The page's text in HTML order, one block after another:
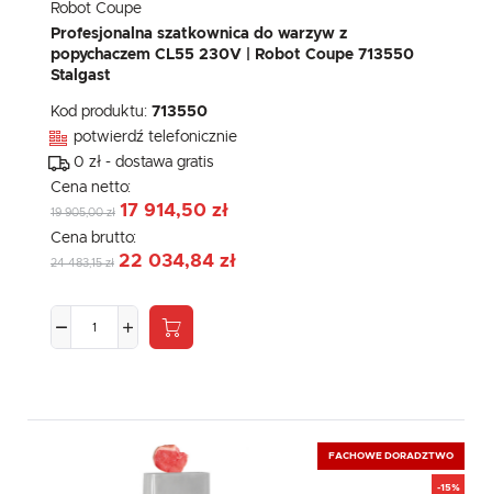
Robot Coupe
Profesjonalna szatkownica do warzyw z
popychaczem CL55 230V | Robot Coupe 713550
Stalgast
Kod produktu: 713550
potwierdź telefonicznie
0 zł - dostawa gratis
Cena netto:
19 905,00 zł 17 914,50 zł
Cena brutto:
24 483,15 zł 22 034,84 zł
FACHOWE DORADZTWO
-15%